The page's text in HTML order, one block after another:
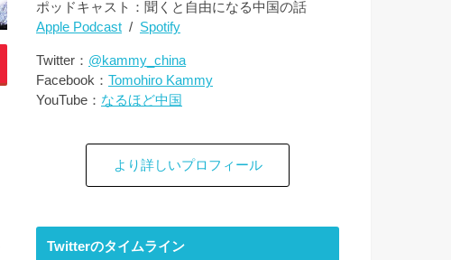
ポッドキャスト：聞くと自由になる中国の話
Apple Podcast / Spotify
Twitter： @kammy_china
Facebook： Tomohiro Kammy
YouTube： なるほど中国
より詳しいプロフィール
Twitterのタイムライン